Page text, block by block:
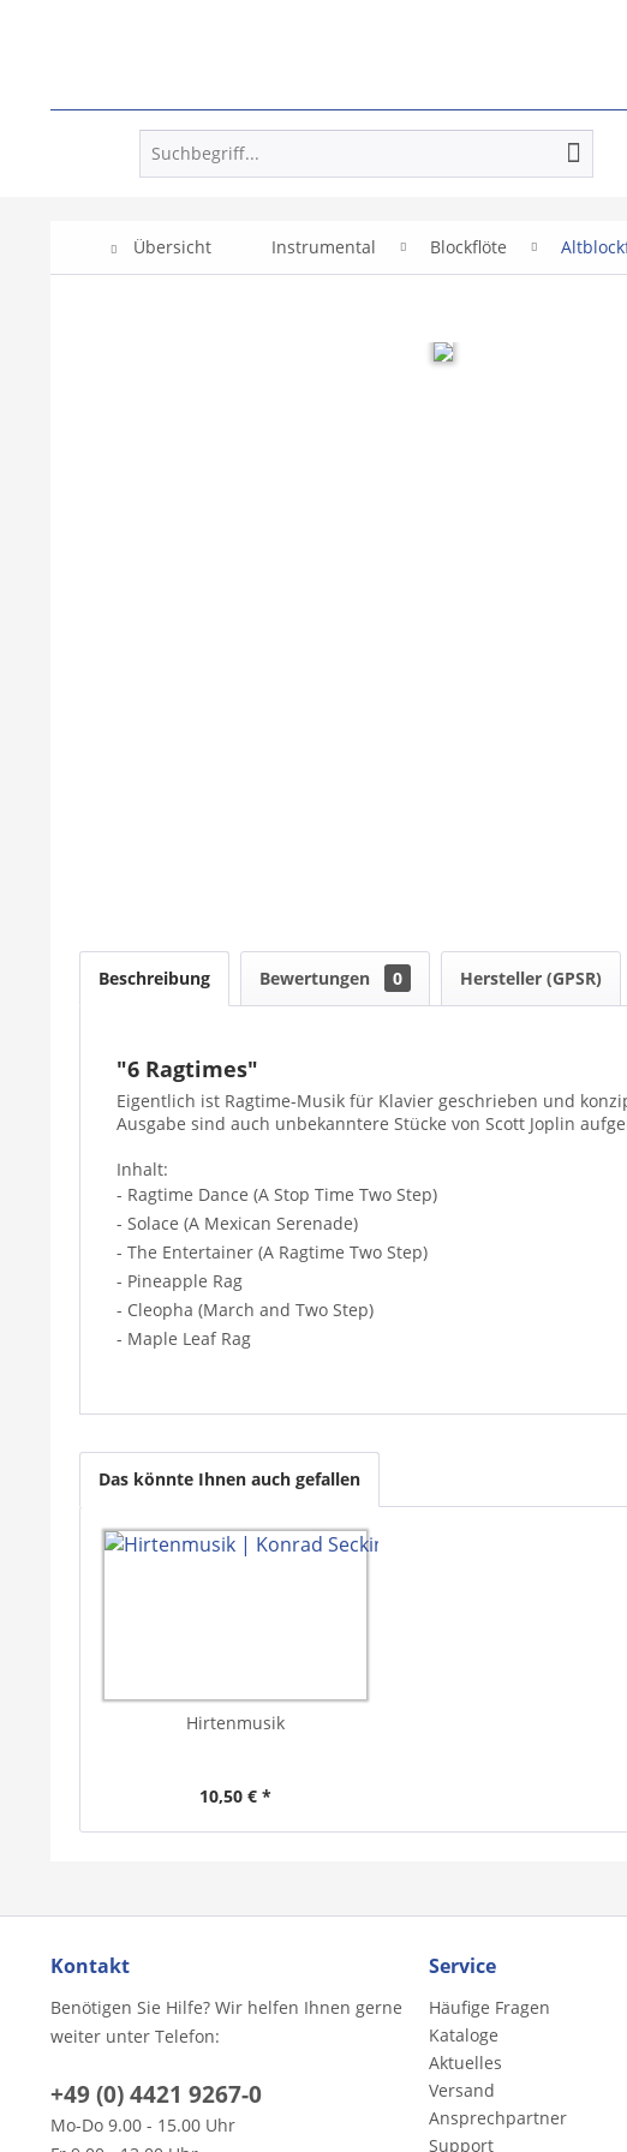
Übersicht Instrumental Blockflöte
Beschreibung Bewertungen 0 Hersteller (GPSR)
"6 Ragtimes"
Eigentlich ist Ragtime-Musik für Klavier geschrieben und
Ausgabe sind auch unbekanntere Stücke von Scott Joplin
Inhalt:
- Ragtime Dance (A Stop Time Two Step)
- Solace (A Mexican Serenade)
- The Entertainer (A Ragtime Two Step)
- Pineapple Rag
- Cleopha (March and Two Step)
- Maple Leaf Rag
Das könnte Ihnen auch gefallen
Hirtenmusik
10,50 € *
Kontakt
Benötigen Sie Hilfe? Wir helfen Ihnen gerne
weiter unter Telefon:
+49 (0) 4421 9267-0
Mo-Do 9.00 - 15.00 Uhr
Service
Häufige Fragen
Kataloge
Aktuelles
Versand
Ansprechpartner
Support